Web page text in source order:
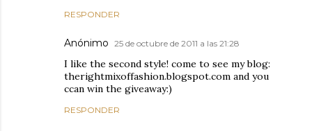
RESPONDER
Anónimo 25 de octubre de 2011 a las 21:28
I like the second style! come to see my blog:
therightmixoffashion.blogspot.com and you
ccan win the giveaway:)
RESPONDER